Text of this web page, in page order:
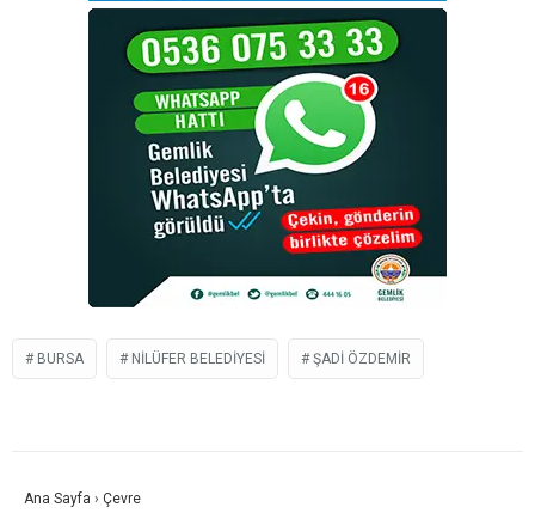
BURSA NILÜFER BELEDIYESI ŞADI ÖZDEMIR
Ana Sayfa › Çevre